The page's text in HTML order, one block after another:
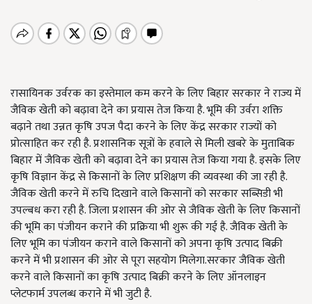
रासायिनक उर्वरक का इस्तेमाल कम करने के लिए बिहार सरकार ने राज्य में
जैविक खेती को बढ़ावा देने का प्रयास तेज किया है. भूमि की उर्वरा शक्ति
बढ़ाने तथा उन्नत कृषि उपज पैदा करने के लिए केंद्र सरकार राज्यों को
प्रोत्साहित कर रही है. प्रशासनिक सूत्रों के हवाले से मिली खबरे के मुताबिक
बिहार में जैविक खेती को बढ़ावा देने का प्रयास तेज किया गया है. इसके लिए
कृषि विज्ञान केंद्र से किसानों के लिए प्रशिक्षण की व्यवस्था की जा रही है.
जैविक खेती करने में रुचि दिखाने वाले किसानों को सरकार सब्सिडी भी
उपल्बध करा रही है. जिला प्रशासन की ओर से जैविक खेती के लिए किसानों
की भूमि का पंजीयन कराने की प्रक्रिया भी शुरू की गई है. जैविक खेती के
लिए भूमि का पंजीयन कराने वाले किसानों को अपना कृषि उत्पाद बिक्री
करने में भी प्रशासन की ओर से पूरा सहयोग मिलेगा.सरकार जैविक खेती
करने वाले किसानों का कृषि उत्पाद बिक्री करने के लिए ऑनलाइन
प्लेटफार्म उपलब्ध कराने में भी जुटी है.